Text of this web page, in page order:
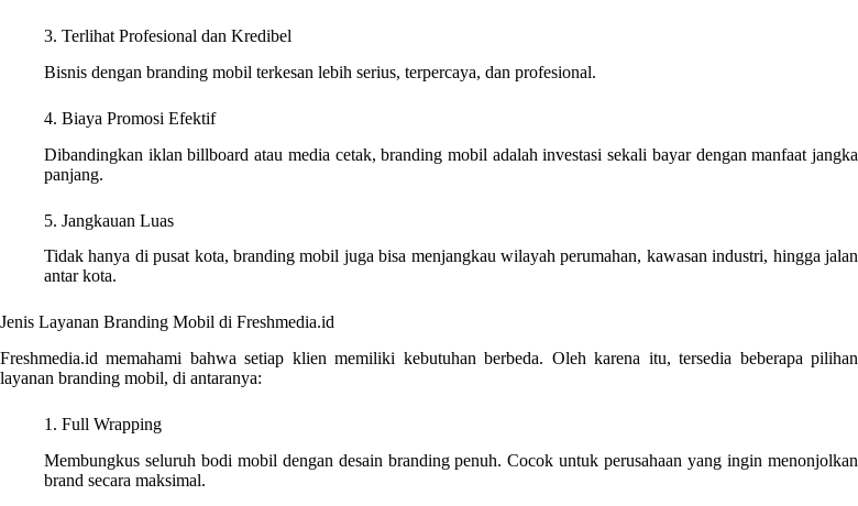
3. Terlihat Profesional dan Kredibel
Bisnis dengan branding mobil terkesan lebih serius, terpercaya, dan profesional.
4. Biaya Promosi Efektif
Dibandingkan iklan billboard atau media cetak, branding mobil adalah investasi sekali bayar dengan manfaat jangka
panjang.
5. Jangkauan Luas
Tidak hanya di pusat kota, branding mobil juga bisa menjangkau wilayah perumahan, kawasan industri, hingga jalan
antar kota.
Jenis Layanan Branding Mobil di Freshmedia.id
Freshmedia.id memahami bahwa setiap klien memiliki kebutuhan berbeda. Oleh karena itu, tersedia beberapa pilihan
layanan branding mobil, di antaranya:
1. Full Wrapping
Membungkus seluruh bodi mobil dengan desain branding penuh. Cocok untuk perusahaan yang ingin menonjolkan
brand secara maksimal.